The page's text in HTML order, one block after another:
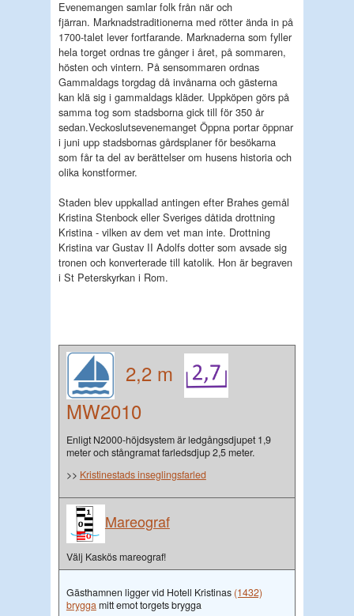
Evenemangen samlar folk från när och
fjärran. Marknadstraditionerna med rötter ända in på
1700-talet lever fortfarande. Marknaderna som fyller
hela torget ordnas tre gånger i året, på sommaren,
hösten och vintern. På sensommaren ordnas
Gammaldags torgdag då invånarna och gästerna
kan klä sig i gammaldags kläder. Uppköpen görs på
samma tog som stadsborna gick till för 350 år
sedan.Veckoslutsevenemanget Öppna portar öppnar
i juni upp stadsbornas gårdsplaner för besökarna
som får ta del av berättelser om husens historia och
olika konstformer.
Staden blev uppkallad antingen efter Brahes gemål
Kristina Stenbock eller Sveriges dåtida drottning
Kristina - vilken av dem vet man inte. Drottning
Kristina var Gustav II Adolfs dotter som avsade sig
tronen och konverterade till katolik. Hon är begraven
i St Peterskyrkan i Rom.
2,2 m
MW2010
Enligt N2000-höjdsystem är ledgångsdjupet 1,9
meter och stångramat farledsdjup 2,5 meter.
>> Kristinestads inseglingsfarled
Mareograf
Välj Kaskös mareograf!
Gästhamnen ligger vid Hotell Kristinas (1432)
bryggamitt emot torgets brygga